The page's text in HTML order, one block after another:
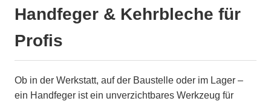
Handfeger & Kehrbleche für
Profis
Ob in der Werkstatt, auf der Baustelle oder im Lager –
ein Handfeger ist ein unverzichtbares Werkzeug für